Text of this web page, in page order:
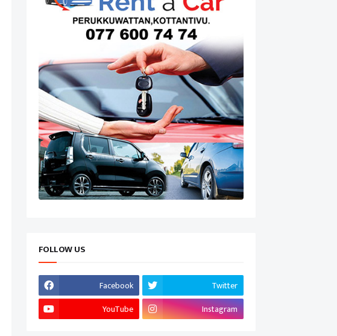
FOLLOW US
Facebook
Twitter
YouTube
Instagram